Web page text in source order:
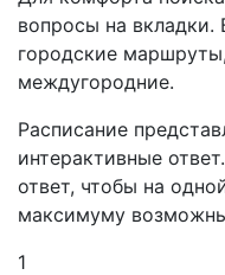
вопросы на вкладки.
городские
междугородние.
Расписание
интерактивные
ответ, чтобы на
максимуму
1